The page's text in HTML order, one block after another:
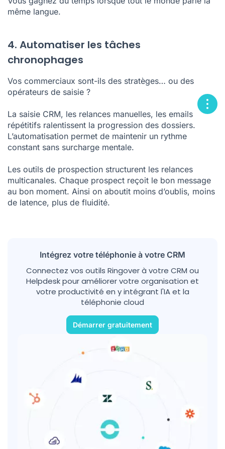
même langue.
4. Automatiser les tâches
chronophages
Vos commerciaux sont-ils des stratèges… ou des
opérateurs de saisie ?
La saisie CRM, les relances manuelles, les emails
répétitifs ralentissent la progression des dossiers.
L’automatisation permet de maintenir un rythme
constant sans surcharge mentale.
Les outils de prospection structurent les relances
multicanales. Chaque prospect reçoit le bon message
au bon moment. Ainsi on aboutit moins d’oublis, moins
de latence, plus de fluidité.
Intégrez votre téléphonie à votre CRM
Connectez vos outils Ringover à votre CRM ou
Helpdesk pour améliorer votre organisation et
votre productivité en y intégrant l'IA et la
téléphonie cloud
Démarrer gratuitement